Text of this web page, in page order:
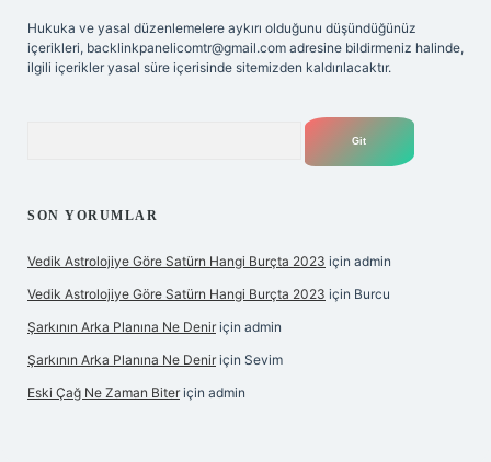
Hukuka ve yasal düzenlemelere aykırı olduğunu düşündüğünüz
içerikleri, backlinkpanelicomtr@gmail.com adresine bildirmeniz halinde,
ilgili içerikler yasal süre içerisinde sitemizden kaldırılacaktır.
SON YORUMLAR
Vedik Astrolojiye Göre Satürn Hangi Burçta 2023 için admin
Vedik Astrolojiye Göre Satürn Hangi Burçta 2023 için Burcu
Şarkının Arka Planına Ne Denir için admin
Şarkının Arka Planına Ne Denir için Sevim
Eski Çağ Ne Zaman Biter için admin